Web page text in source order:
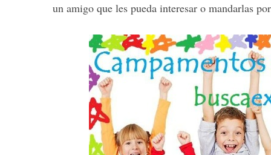
un amigo que les pueda interesar o mandarlas